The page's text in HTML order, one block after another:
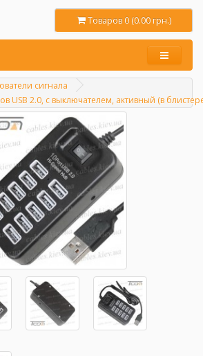
Товаров 0 (0.00 грн.)
сигнала
USB 2.0, с выключателем, активный (в